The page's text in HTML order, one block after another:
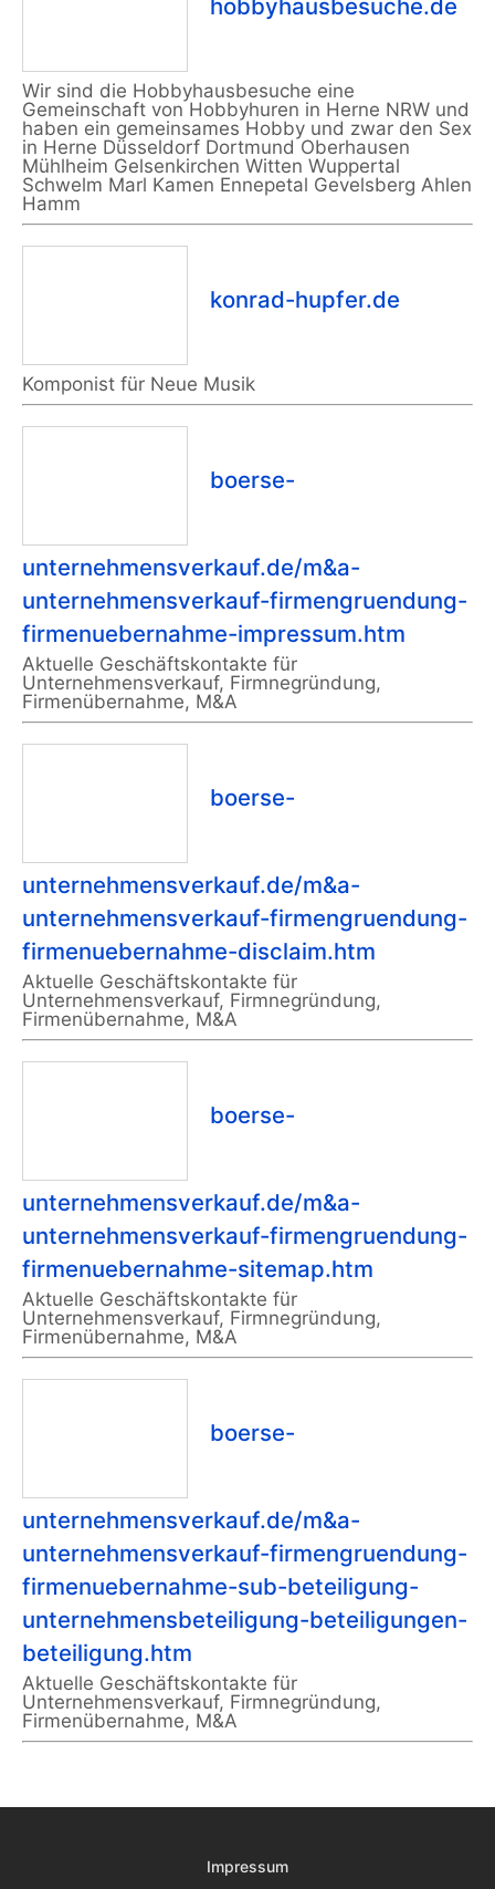
hobbyhausbesuche.de
Wir sind die Hobbyhausbesuche eine
Gemeinschaft von Hobbyhuren in Herne NRW und
haben ein gemeinsames Hobby und zwar den Sex
in Herne Düsseldorf Dortmund Oberhausen
Mühlheim Gelsenkirchen Witten Wuppertal
Schwelm Marl Kamen Ennepetal Gevelsberg Ahlen
Hamm
konrad-hupfer.de
Komponist für Neue Musik
boerse-
unternehmensverkauf.de/m&a-
unternehmensverkauf-firmengruendung-
firmenuebernahme-impressum.htm
Aktuelle Geschäftskontakte für
Unternehmensverkauf, Firmnegründung,
Firmenübernahme, M&A
boerse-
unternehmensverkauf.de/m&a-
unternehmensverkauf-firmengruendung-
firmenuebernahme-disclaim.htm
Aktuelle Geschäftskontakte für
Unternehmensverkauf, Firmnegründung,
Firmenübernahme, M&A
boerse-
unternehmensverkauf.de/m&a-
unternehmensverkauf-firmengruendung-
firmenuebernahme-sitemap.htm
Aktuelle Geschäftskontakte für
Unternehmensverkauf, Firmnegründung,
Firmenübernahme, M&A
boerse-
unternehmensverkauf.de/m&a-
unternehmensverkauf-firmengruendung-
firmenuebernahme-sub-beteiligung-
unternehmensbeteiligung-beteiligungen-
beteiligung.htm
Aktuelle Geschäftskontakte für
Unternehmensverkauf, Firmnegründung,
Firmenübernahme, M&A
Impressum